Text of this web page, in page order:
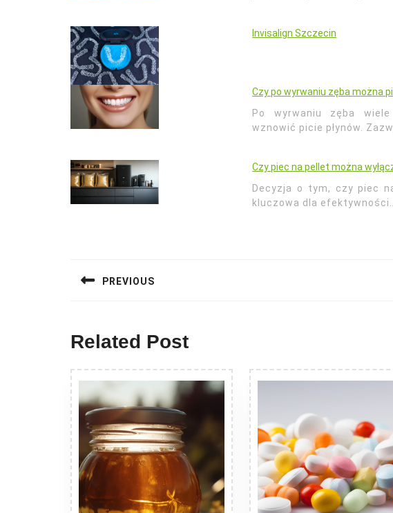
Invisalign Szczecin
Czy po wyrwaniu zęba można
Po wyrwaniu zęba
wznowić picie płynów.
Czy piec na pellet można
Decyzja o tym, czy piec
kluczowa dla
wpisu
PREVIOUS
Related Post